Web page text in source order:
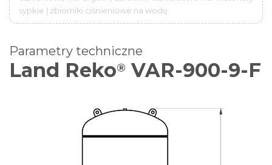
sypkie | zbiorniki ciśnieniowe na wodę
Parametry techniczne
Land Reko® VAR-900-9-F